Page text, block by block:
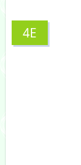
4E